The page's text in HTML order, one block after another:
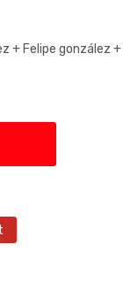
+ Felipe gonzález +